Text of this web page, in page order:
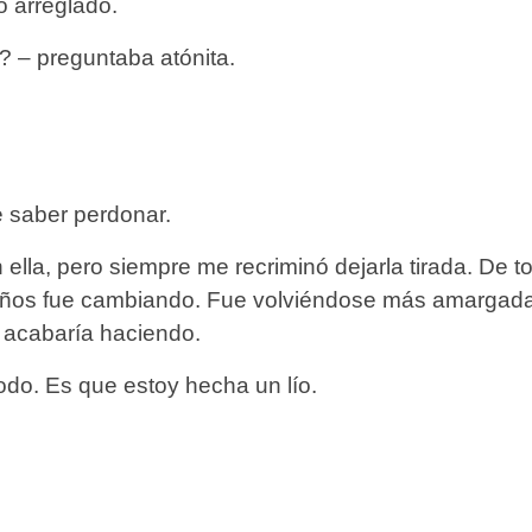
arreglado.
– preguntaba atónita.
saber perdonar.
pero siempre me recriminó dejarla tirada. De
fue cambiando. Fue volviéndose más
haciendo.
Es que estoy hecha un lío.